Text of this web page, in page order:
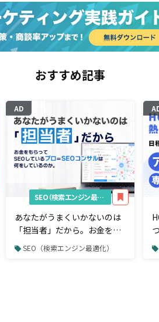
おすすめ記事
AD
SEO（検索エンジン最適化）
あなたがうまくいかないのは
「担当者」だから。お金をも
らってSEOしているプロ＝
SEO（検索エンジン最適化）